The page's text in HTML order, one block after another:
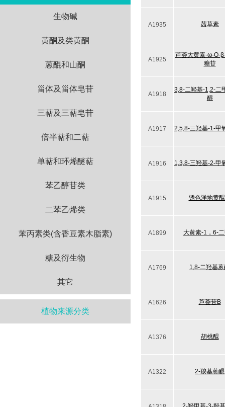
生物碱
黄酮及类黄酮
蒽醌和山酮
甾体及甾体皂苷
三萜及三萜皂苷
倍半萜和二萜
单萜和环烯醚萜
苯乙醇苷类
二苯乙烯类
苯丙素类(含香豆素木脂素)
糖及衍生物
其它
植物来源分类
A1935 茜草素
A1925
芦荟大黄素-ω-O-
糖苷
A1918
3,8-二羟基-1,2-二
醌
A1917 2,5,8-三羟基-1-甲
A1916 1,3,8-三羟基-2-甲
A1915 锈色洋地黄
A1899 大黄素-1，6-
A1769 1,8-二羟基
A1626 芦荟苷B
A1376 胡桃醌
A1322 2-羧基蒽醌